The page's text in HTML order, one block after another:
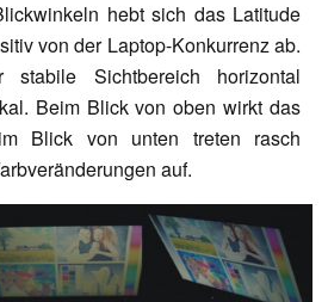
hebt sich das Latitude
von der Laptop-Konkurrenz ab.
Sichtbereich horizontal
Beim Blick von oben wirkt das
Blick von unten treten rasch
auf.